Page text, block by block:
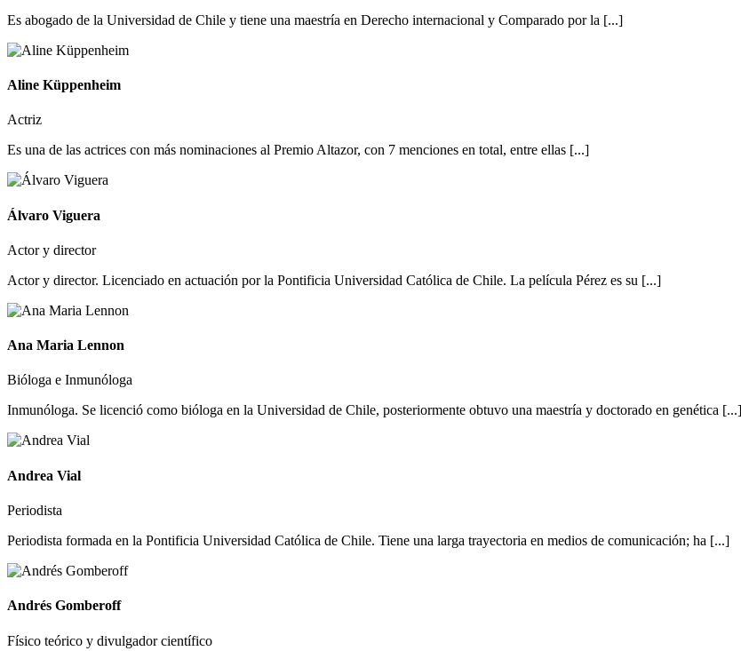
Es abogado de la Universidad de Chile y tiene una maestría en Derecho internacional y Comparado por la [...]
Aline Küppenheim
Actriz
Es una de las actrices con más nominaciones al Premio Altazor, con 7 menciones en total, entre ellas [...]
Álvaro Viguera
Actor y director
Actor y director. Licenciado en actuación por la Pontificia Universidad Católica de Chile. La película Pérez es su [...]
Ana Maria Lennon
Bióloga e Inmunóloga
Inmunóloga. Se licenció como bióloga en la Universidad de Chile, posteriormente obtuvo una maestría y doctorado en genética [...]
Andrea Vial
Periodista
Periodista formada en la Pontificia Universidad Católica de Chile. Tiene una larga trayectoria en medios de comunicación; ha [...]
Andrés Gomberoff
Físico teórico y divulgador científico